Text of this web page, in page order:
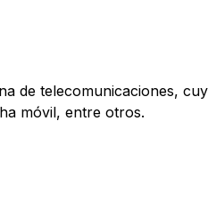
de telecomunicaciones,
móvil, entre otros.